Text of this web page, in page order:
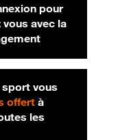
pour
avec la
sport vous
offertà
les